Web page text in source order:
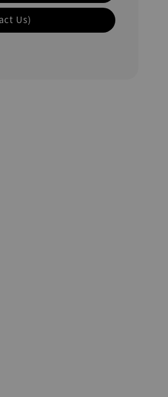
Us)